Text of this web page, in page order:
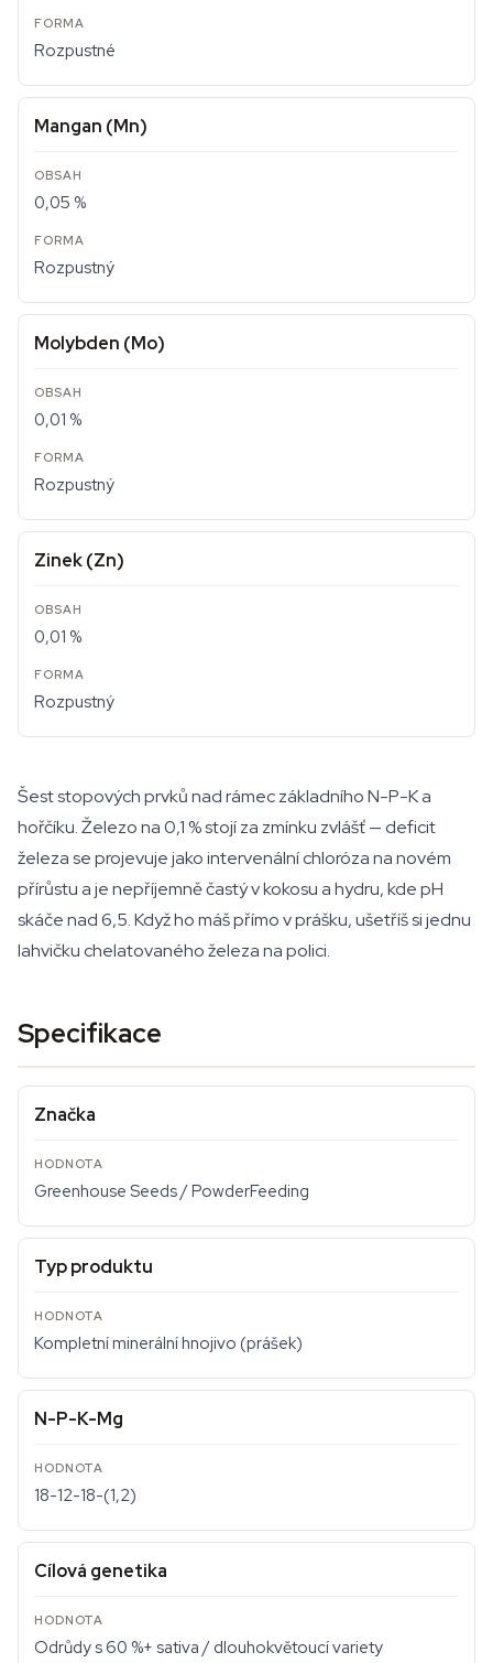
Rozpustné
Mangan (Mn)
0,05 %
Rozpustný
Molybden (Mo)
0,01 %
Rozpustný
Zinek (Zn)
0,01 %
Rozpustný
Šest stopových prvků nad rámec základního N-P-K a
hořčíku. Železo na 0,1 % stojí za zmínku zvlášť — deficit
železa se projevuje jako intervenální chloróza na novém
přírůstu a je nepříjemně častý v kokosu a hydru, kde pH
skáče nad 6,5. Když ho máš přímo v prášku, ušetříš si jednu
lahvičku chelatovaného železa na polici.
Specifikace
Značka
Greenhouse Seeds / PowderFeeding
Typ produktu
Kompletní minerální hnojivo (prášek)
N-P-K-Mg
18-12-18-(1,2)
Cílová genetika
Odrůdy s 60 %+ sativa / dlouhokvětoucí variety